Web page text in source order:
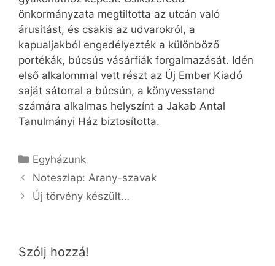
önkormányzata megtiltotta az utcán való
árusítást, és csakis az udvarokról, a
kapualjakból engedélyezték a különböző
portékák, búcsús vásárfiák forgalmazását. Idén
első alkalommal vett részt az Új Ember Kiadó
saját sátorral a búcsún, a könyvesstand
számára alkalmas helyszínt a Jakab Antal
Tanulmányi Ház biztosította.
Kategória
Egyházunk
Noteszlap: Arany-szavak
Új törvény készült…
Szólj hozzá!